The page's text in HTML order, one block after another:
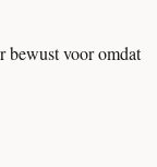
bewust voor omdat